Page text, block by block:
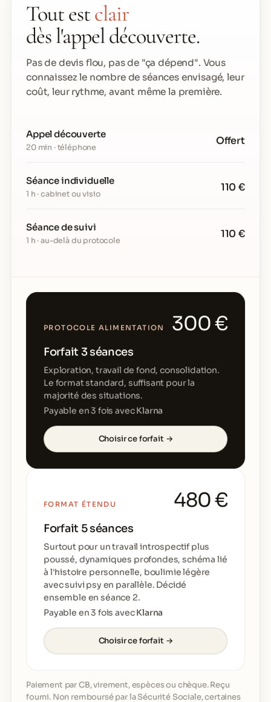
Tout estclair
dès l'appel découverte.
Pas de devis flou, pas de "ça dépend". Vous
connaissez le nombre de séances envisagé, leur
coût, leur rythme, avant même la première.
Appel découverte
20 min · téléphone
Offert
Séance individuelle
1 h · cabinet ou visio
110 €
Séance de suivi
1 h · au-delà du protocole
110 €
PROTOCOLE ALIMENTATION 300 €
Forfait 3 séances
Exploration, travail de fond, consolidation.
Le format standard, suffisant pour la
majorité des situations.
Payable en 3 fois avecKlarna
Choisir ce forfait →
FORMAT ÉTENDU 480 €
Forfait 5 séances
Surtout pour un travail introspectif plus
poussé, dynamiques profondes, schéma lié
à l'histoire personnelle, boulimie légère
avec suivi psy en parallèle. Décidé
ensemble en séance 2.
Payable en 3 fois avecKlarna
Choisir ce forfait →
Paiement par CB, virement, espèces ou chèque. Reçu
fourni. Non remboursé par la Sécurité Sociale, certaines